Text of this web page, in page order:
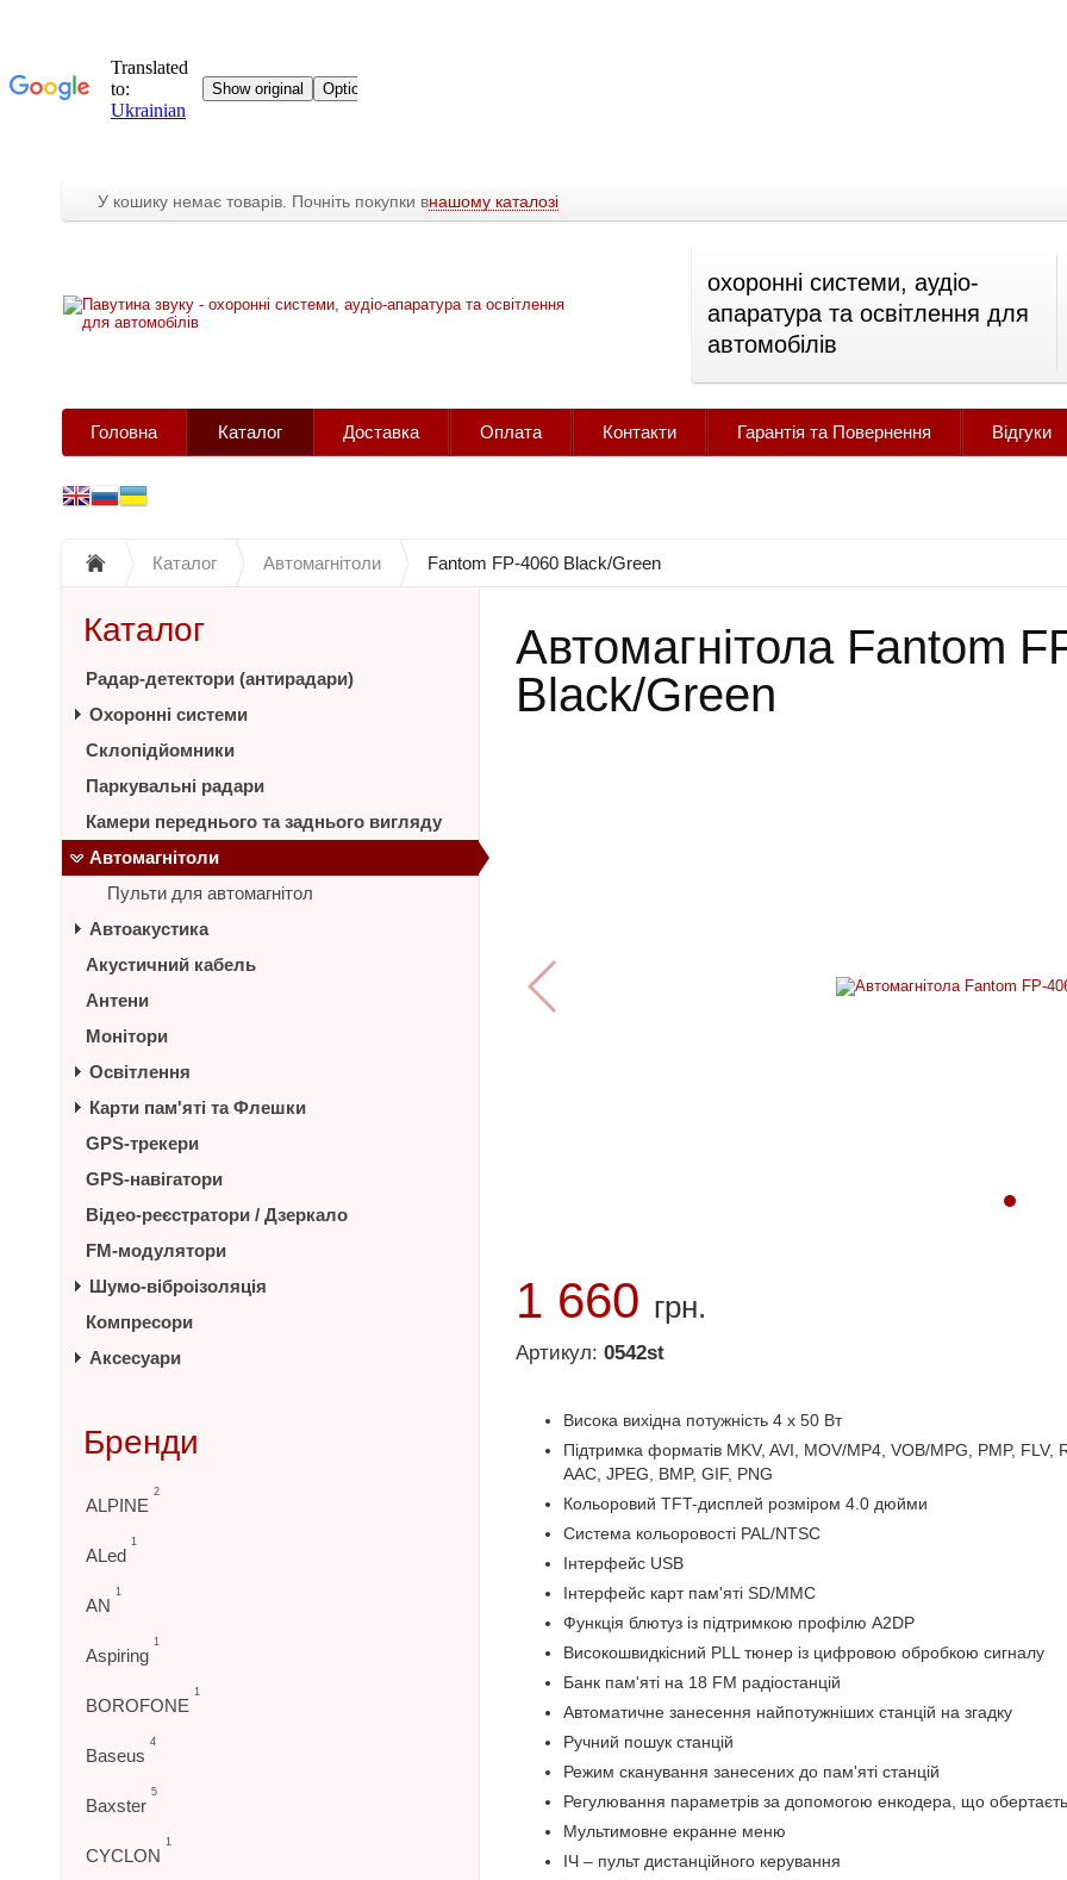
У кошику немає товарів. Почніть покупки внашому каталозі
охоронні системи, аудіо-
апаратура та освітлення для
автомобілів
Головна Каталог Доставка Оплата Контакти Гарантія та Повернення Відгуки
Каталог Автомагнітоли Fantom FP-4060 Black/Green
Автомагнітола Fantom
Black/Green
1 660 грн.
Артикул: 0542st
Висока вихідна потужність 4 х 50 Вт
Підтримка форматів MKV, AVI, MOV/MP4, VOB/MPG, PMP,
AAC, JPEG, BMP, GIF, PNG
Кольоровий TFT-дисплей розміром 4.0 дюйми
Система кольоровості PAL/NTSC
Інтерфейс USB
Інтерфейс карт пам'яті SD/MMC
Функція блютуз із підтримкою профілю A2DP
Високошвидкісний PLL тюнер із цифровою обробкою сигналу
Банк пам'яті на 18 FM радіостанцій
Автоматичне занесення найпотужніших станцій на згадку
Ручний пошук станцій
Режим сканування занесених до пам'яті станцій
Регулювання параметрів за допомогою енкодера, що
Мультимовне екранне меню
ІЧ – пульт дистанційного керування
Каталог
Радар-детектори (антирадари)
Охоронні системи
Склопідйомники
Паркувальні радари
Камери переднього та заднього вигляду
Автомагнітоли
Пульти для автомагнітол
Автоакустика
Акустичний кабель
Антени
Монітори
Освітлення
Карти пам'яті та Флешки
GPS-трекери
GPS-навігатори
Відео-реєстратори / Дзеркало
FM-модулятори
Шумо-віброізоляція
Компресори
Аксесуари
Бренди
ALPINE
2
ALed
1
AN
1
Aspiring
1
BOROFONE
1
Baseus
4
Baxster
5
CYCLON
1